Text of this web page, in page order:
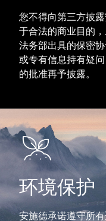
您不得向第三方披
于合法的商业目的
法务部出具的保密
或专有信息持有疑
的批准再予披露。
环境保护
安施德承诺遵守所